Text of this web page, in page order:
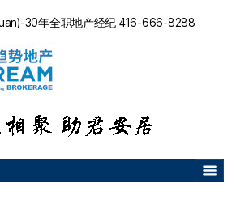
30年全职地产经纪 416-666-8288